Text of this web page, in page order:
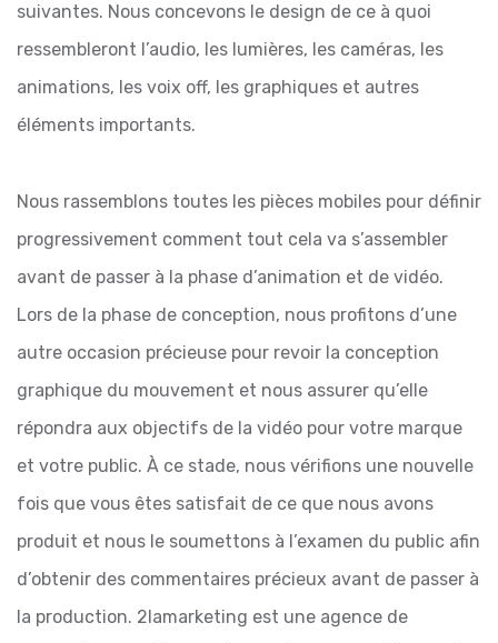
suivantes. Nous concevons le design de ce à quoi
ressembleront l’audio, les lumières, les caméras, les
animations, les voix off, les graphiques et autres
éléments importants.
Nous rassemblons toutes les pièces mobiles pour définir
progressivement comment tout cela va s’assembler
avant de passer à la phase d’animation et de vidéo.
Lors de la phase de conception, nous profitons d’une
autre occasion précieuse pour revoir la conception
graphique du mouvement et nous assurer qu’elle
répondra aux objectifs de la vidéo pour votre marque
et votre public. À ce stade, nous vérifions une nouvelle
fois que vous êtes satisfait de ce que nous avons
produit et nous le soumettons à l’examen du public afin
d’obtenir des commentaires précieux avant de passer à
la production. 2lamarketing est une agence de